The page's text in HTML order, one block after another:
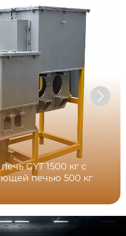
GYT 1500 кг с
печью 500 кг